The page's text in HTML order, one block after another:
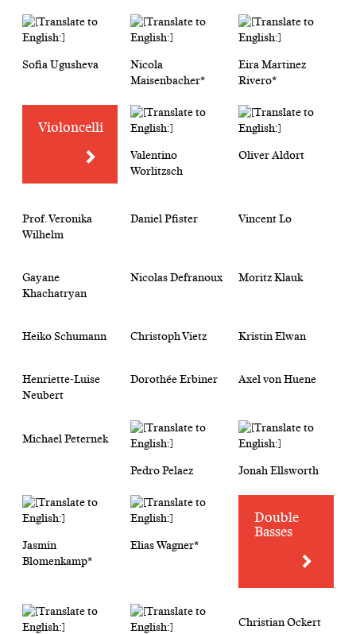
Sofia Ugusheva
Nicola
Maisenbacher*
Eira Martinez
Rivero*
Violoncelli
Valentino
Worlitzsch
Oliver Aldort
Prof. Veronika
Wilhelm
Daniel Pfister Vincent Lo
Gayane
Khachatryan
Nicolas Defranoux Moritz Klauk
Heiko Schumann Christoph Vietz Kristin Elwan
Henriette-Luise
Neubert
Dorothée Erbiner Axel von Huene
Michael Peternek
Pedro Pelaez Jonah Ellsworth
Jasmin
Blomenkamp*
Elias Wagner*
Double
Basses
Christian Ockert